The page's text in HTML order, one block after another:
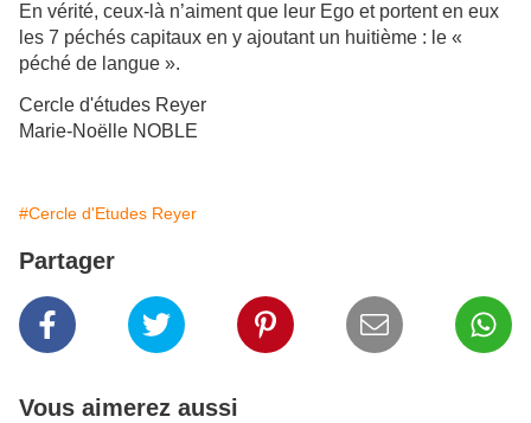
En vérité, ceux-là n’aiment que leur Ego et portent en eux
les 7 péchés capitaux en y ajoutant un huitième : le «
péché de langue ».
Cercle d'études Reyer
Marie-Noëlle NOBLE
#Cercle d'Etudes Reyer
Partager
Vous aimerez aussi